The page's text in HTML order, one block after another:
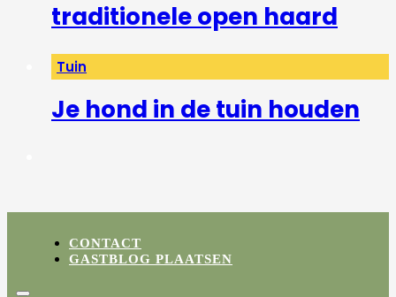
traditionele open haard
Tuin
Je hond in de tuin houden
CONTACT
GASTBLOG PLAATSEN